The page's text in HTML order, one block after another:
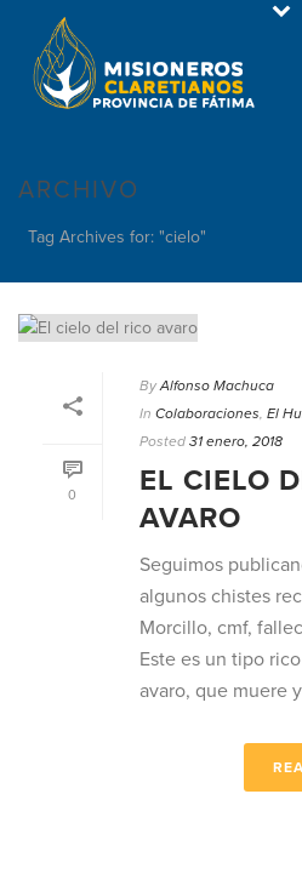
ARCHIVO
Tag Archives for: "cielo"
0
By Alfonso Machuca
In Colaboraciones, El
Posted 31 enero, 2018
EL CIELO
AVARO
Seguimos
algunos chistes
Morcillo, cmf,
Este es un tipo
avaro, que muere